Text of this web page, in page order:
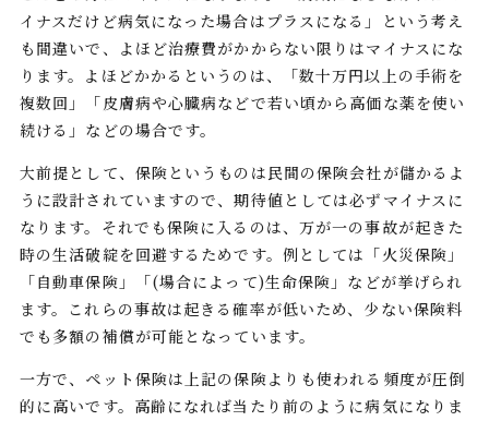
イナスだけど病気になった場合はプラスになる」という考え
も間違いで、よほど治療費がかからない限りはマイナスにな
ります。よほどかかるというのは、「数十万円以上の手術を
複数回」「皮膚病や心臓病などで若い頃から高価な薬を使い
続ける」などの場合です。
大前提として、保険というものは民間の保険会社が儲かるよ
うに設計されていますので、期待値としては必ずマイナスに
なります。それでも保険に入るのは、万が一の事故が起きた
時の生活破綻を回避するためです。例としては「火災保険」
「自動車保険」「(場合によって)生命保険」などが挙げられ
ます。これらの事故は起きる確率が低いため、少ない保険料
でも多額の補償が可能となっています。
一方で、ペット保険は上記の保険よりも使われる頻度が圧倒
的に高いです。高齢になれば当たり前のように病気になりま